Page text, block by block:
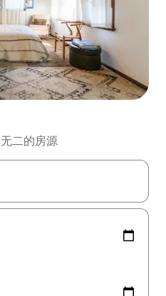
二的房源
向键查看，或通过点击或滑动手势